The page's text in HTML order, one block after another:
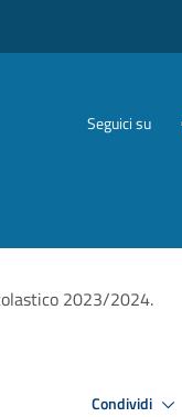
Seguici su
2023/2024.
Condividi